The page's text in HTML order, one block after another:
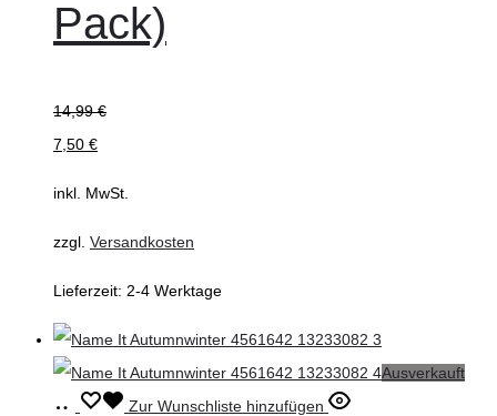
Die
Produktseite
Pack)
14,99€
7,50 €
inkl. MwSt.
zzgl. Versandkosten
Lieferzeit: 2-4 Werktage
Ausverkauft
Ausführung
Dieses Zur Wunschliste hinzufügen